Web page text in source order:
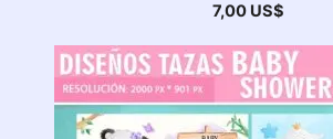
7,00 US$